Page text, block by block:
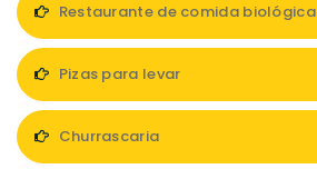
Restaurante de comida biológica
Pizas para levar
Churrascaria